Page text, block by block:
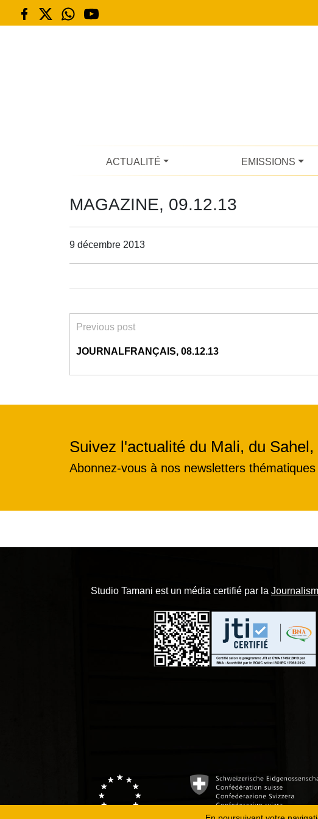
ACTUALITÉ EMISSIONS
MAGAZINE, 09.12.13
9 décembre 2013
Previous post
JOURNALFRANÇAIS, 08.12.13
Suivez l'actualité du Mali, du
Abonnez-vous à nos newsletters thématiques
Studio Tamani est un média certifié par la